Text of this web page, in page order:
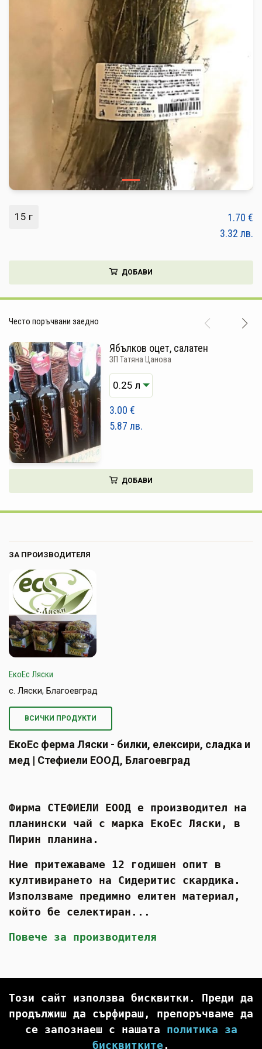
ПЛОДОВЕ И ЗЕЛЕНЧУЦИ
ХЛЯБ, ЗЪРНЕНИ, ВАРИВА
КОНСЕРВИРАНИ
ЯДКИ И ТАХАНИ
ВЕГАН ПРОДУКТИ
БИЛКИ И ПОДПРАВКИ
КОЗМЕТИКА
ЗА ДОМА
ЗА ГРАДИНАТА
КНИГИ
ПОДАРЪЦИ
ДОСТАВКА И ПЛАЩАНЕ
КАЧЕСТВО
15 г 1.70 €
3.32 лв.
ДОБАВИ
Често поръчвани заедно
Ябълков оцет, салатен
ЗП Татяна Цанова
3.00 €
5.87 лв.
ДОБАВИ
ЗА ПРОИЗВОДИТЕЛЯ
ЕкоЕс Ляски
с. Ляски, Благоевград
ВСИЧКИ ПРОДУКТИ
ЕкоЕс ферма Ляски - билки, елексири, сладка и
мед | Стефиели ЕООД, Благоевград
Фирма СТЕФИЕЛИ ЕООД е производител на
планински чай с марка ЕкоЕс Ляски, в
Пирин планина.
Ние притежаваме 12 годишен опит в
култивирането на Сидеритис скардика.
Използваме предимно елитен материал,
който бе селектиран...
Повече за производителя
Този сайт използва бисквитки. Преди да
продължиш да сърфираш, препоръчваме да
се запознаеш с нашата политика за
бисквитките .